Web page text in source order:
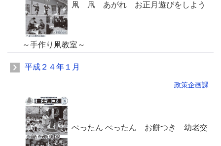
凧 凧 あがれ お正月遊びをしよう
～手作り凧教室～
平成２４年１月
政策企画課
ぺったん ぺったん お餅つき 幼老交